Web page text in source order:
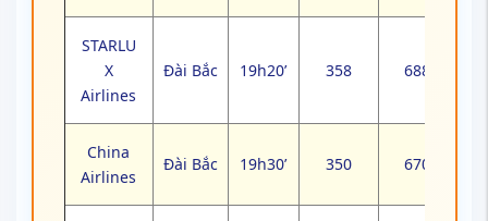
STARLU
X
Airlines
Đài Bắc 19h20’ 358 688
China
Airlines
Đài Bắc 19h30’ 350 670